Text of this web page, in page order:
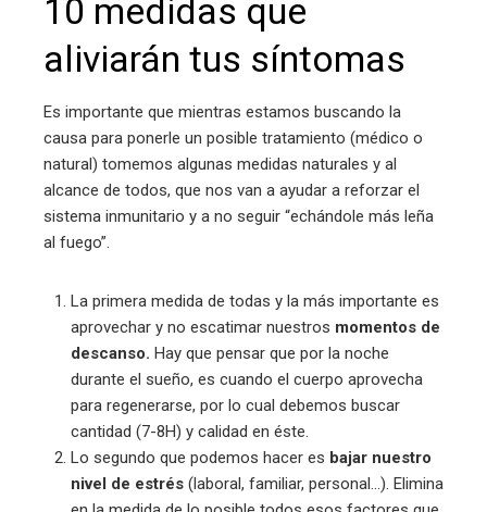
10 medidas que
aliviarán tus síntomas
Es importante que mientras estamos buscando la
causa para ponerle un posible tratamiento (médico o
natural) tomemos algunas medidas naturales y al
alcance de todos, que nos van a ayudar a reforzar el
sistema inmunitario y a no seguir “echándole más leña
al fuego”.
La primera medida de todas y la más importante es
aprovechar y no escatimar nuestros momentos de
descanso. Hay que pensar que por la noche
durante el sueño, es cuando el cuerpo aprovecha
para regenerarse, por lo cual debemos buscar
cantidad (7-8H) y calidad en éste.
Lo segundo que podemos hacer es bajar nuestro
nivel de estrés (laboral, familiar, personal…). Elimina